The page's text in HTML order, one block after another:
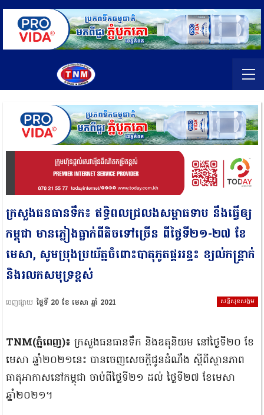
ក្រសួងធនធានទឹក៖ ឥទ្ធិពលជ្រលងសម្ពាធទាប នឹងធ្វើឲ្យ
កម្ពុជា មានភ្លៀងធ្លាក់ពីតិចទៅច្រើន ពីថ្ងៃទី២១-២៧ ខែ
មេសា, សូមប្រុងប្រយ័ត្នចំពោះបាតុភូតផ្គររន្ទះ ខ្យល់កន្ត្រាក់
និងរលកសមុទ្រខ្ពស់
សន្តិសុខសង្គម
ចេញផ្សាយ ថ្ងៃទី 20 ខែ មេសា ឆ្នាំ 2021
TNM(ភ្នំពេញ)៖ ក្រសួងធនធានទឹក និងឧតុនិយម នៅថ្ងៃទី២០ ខែ
មេសា ឆ្នាំ២០២១នេះ បានចេញសេចក្តីជូនដំណឹង ស្តីពីស្ថានភាព
ធាតុអាកាសនៅកម្ពុជា ចាប់ពីថ្ងៃទី២១ ដល់ ថ្ងៃទី២៧ ខែមេសា
ឆ្នាំ២០២១។